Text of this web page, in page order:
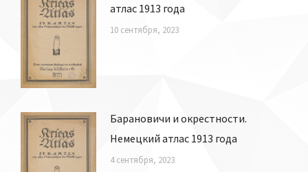
атлас 1913 года
10 сентября, 2023
Барановичи и окрестности.
Немецкий атлас 1913 года
4 сентября, 2023